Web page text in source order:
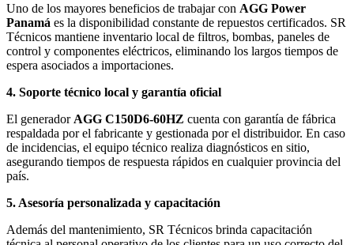
Uno de los mayores beneficios de trabajar con AGG Power
Panamá es la disponibilidad constante de repuestos certificados. SR
Técnicos mantiene inventario local de filtros, bombas, paneles de
control y componentes eléctricos, eliminando los largos tiempos de
espera asociados a importaciones.
4. Soporte técnico local y garantía oficial
El generador AGG C150D6-60HZ cuenta con garantía de fábrica
respaldada por el fabricante y gestionada por el distribuidor. En caso
de incidencias, el equipo técnico realiza diagnósticos en sitio,
asegurando tiempos de respuesta rápidos en cualquier provincia del
país.
5. Asesoría personalizada y capacitación
Además del mantenimiento, SR Técnicos brinda capacitación